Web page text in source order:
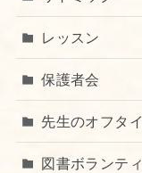
レッスン
保護者会
先生のオフタ
図書ボランテ